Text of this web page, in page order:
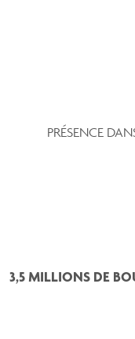
PRÉSENCE
3,5 MILLIONS DE